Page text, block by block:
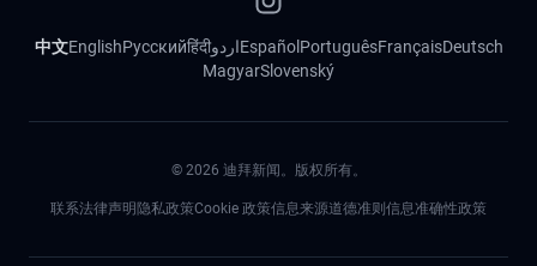
中文EnglishРусскийहिंदीاردوEspañol PortuguêsFrançaisDeutsch
MagyarSlovenský
© 2026 迪拜新闻。版权所有。
联系法律声明 隐私政策Cookie 政策信息来源道德准则 信息准确性政策